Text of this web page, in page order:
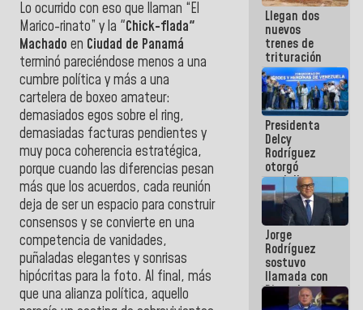
Lo ocurrido con eso que llaman “El
Marico-rinato” y la "Chick-flada"
Machado en Ciudad de Panamá
terminó pareciéndose menos a una
cumbre política y más a una
cartelera de boxeo amateur:
demasiados egos sobre el ring,
demasiadas facturas pendientes y
muy poca coherencia estratégica,
porque cuando las diferencias pesan
más que los acuerdos, cada reunión
deja de ser un espacio para construir
consensos y se convierte en una
competencia de vanidades,
puñaladas elegantes y sonrisas
hipócritas para la foto. Al final, más
que una alianza política, aquello
es
embarrarla
Llegan dos
nuevos
trenes de
trituración
para
optimizar
manejo de
escombros
en La Guaira
Presidenta
Delcy
Rodríguez
otorgó
medalla
"Héroe de
Venezuela"
a servidores
públicos
Jorge
Rodríguez
sostuvo
llamada con
Dinorah
Figuera y